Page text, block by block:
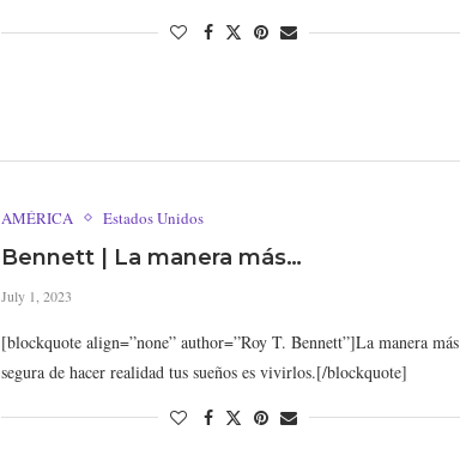
AMÉRICA Estados Unidos
Bennett | La manera más…
July 1, 2023
[blockquote align=”none” author=”Roy T. Bennett”]La manera más
segura de hacer realidad tus sueños es vivirlos.[/blockquote]